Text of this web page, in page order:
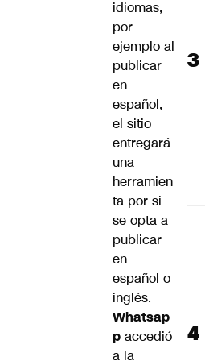
idiomas,
por
ejemplo al
publicar
en
español,
el sitio
entregará
una
herramien
ta por si
se opta a
publicar
en
español o
inglés.
Whatsap
p accedió
a la